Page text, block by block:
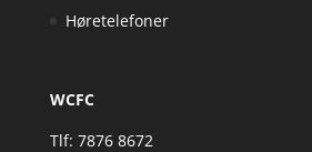
Høretelefoner
WCFC
Tlf: 7876 8672